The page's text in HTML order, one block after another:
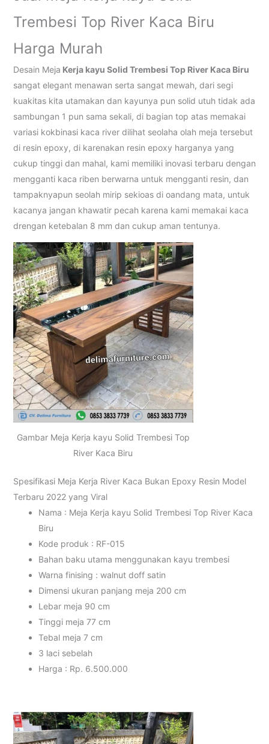
Trembesi Top River Kaca Biru
Harga Murah
Desain Meja Kerja kayu Solid Trembesi Top River Kaca Biru
sangat elegant menawan serta sangat mewah, dari segi
kuakitas kita utamakan dan kayunya pun solid utuh tidak ada
sambungan 1 pun sama sekali, di bagian top atas memakai
variasi kokbinasi kaca river dilihat seolaha olah meja tersebut
di resin epoxy, di karenakan resin epoxy harganya yang
cukup tinggi dan mahal, kami memiliki inovasi terbaru dengan
mengganti kaca riben berwarna untuk mengganti resin, dan
tampaknyapun seolah mirip sekioas di oandang mata, untuk
kacanya jangan khawatir pecah karena kami memakai kaca
drengan ketebalan 8 mm dan cukup aman tentunya.
Gambar Meja Kerja kayu Solid Trembesi Top
River Kaca Biru
Spesifikasi Meja Kerja River Kaca Bukan Epoxy Resin Model
Terbaru 2022 yang Viral
Nama : Meja Kerja kayu Solid Trembesi Top River Kaca
Biru
Kode produk : RF-015
Bahan baku utama menggunakan kayu trembesi
Warna finising : walnut doff satin
Dimensi ukuran panjang meja 200 cm
Lebar meja 90 cm
Tinggi meja 77 cm
Tebal meja 7 cm
3 laci sebelah
Harga : Rp. 6.500.000